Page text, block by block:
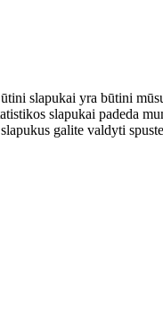
slapukai yra būtini
slapukai padeda
galite valdyti